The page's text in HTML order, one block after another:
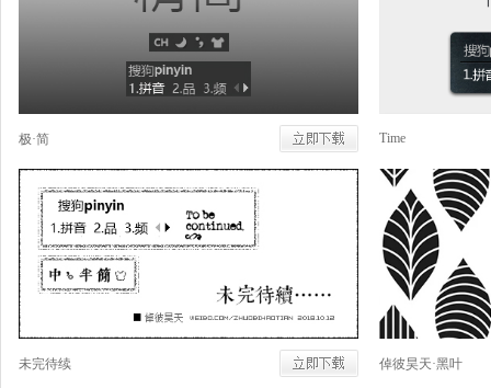
极·简 Time
未完待续 倬彼昊天·黑叶